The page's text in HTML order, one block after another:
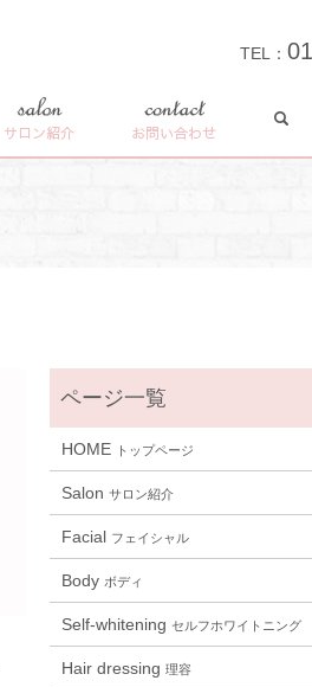
TEL：
salon contact
HOME トップページ
Salon サロン紹介
Facial フェイシャル
Body ボディ
Self-whitening セルフホワイトニング
Hair dressing 理容